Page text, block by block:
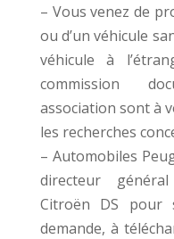
– Vous venez de
ou d’un véhicule
véhicule à
commission
association sont à
les recherches
– Automobiles
directeur
Citroën DS pour
demande, à